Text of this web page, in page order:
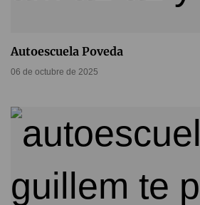
Autoescuela Poveda
06 de octubre de 2025